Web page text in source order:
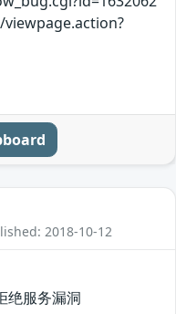
2018-10-12
绝服务漏洞